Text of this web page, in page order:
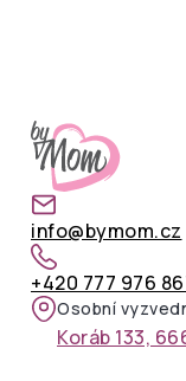
info@bymom.cz
+420 777 976
Osobní
Koráb 133,